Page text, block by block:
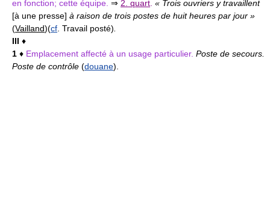
en fonction; cette équipe. ⇒ 2. quart. « Trois ouvriers y travaillent
[à une presse] à raison de trois postes de huit heures par jour »
(Vailland)(cf. Travail posté).
III ♦
1 ♦ Emplacement affecté à un usage particulier. Poste de secours.
Poste de contrôle (douane).